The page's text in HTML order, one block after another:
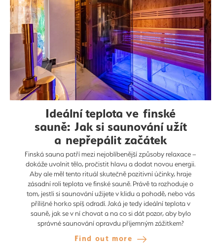
Ideální teplota ve finské
sauně: Jak si saunování užít
a nepřepálit začátek
Finská sauna patří mezi nejoblíbenější způsoby relaxace –
dokáže uvolnit tělo, pročistit hlavu a dodat novou energii.
Aby ale měl tento rituál skutečně pozitivní účinky, hraje
zásadní roli teplota ve finské sauně. Právě ta rozhoduje o
tom, jestli si saunování užijete v klidu a pohodě, nebo vás
přílišné horko spíš odradí. Jaká je tedy ideální teplota v
sauně, jak se v ní chovat a na co si dát pozor, aby bylo
správné saunování opravdu příjemným zážitkem?
Find out more